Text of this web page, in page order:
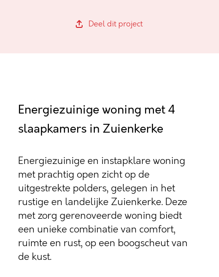
Deel dit project
Energiezuinige woning met 4
slaapkamers in Zuienkerke
Energiezuinige en instapklare woning
met prachtig open zicht op de
uitgestrekte polders, gelegen in het
rustige en landelijke Zuienkerke. Deze
met zorg gerenoveerde woning biedt
een unieke combinatie van comfort,
ruimte en rust, op een boogscheut van
de kust.